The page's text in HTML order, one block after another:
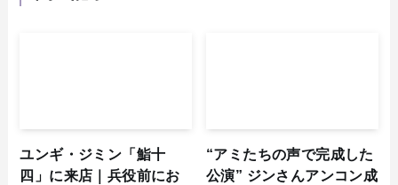
ユンギ・ジミン「鮨十
四」に来店｜兵役前にお
“アミたちの声で完成した
公演” ジンさんアンコン成